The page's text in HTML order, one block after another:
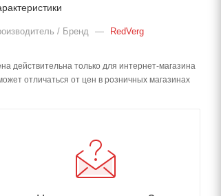
/ Бренд — RedVerg
действительна только для интернет-магазина
отличаться от цен в розничных магазинах